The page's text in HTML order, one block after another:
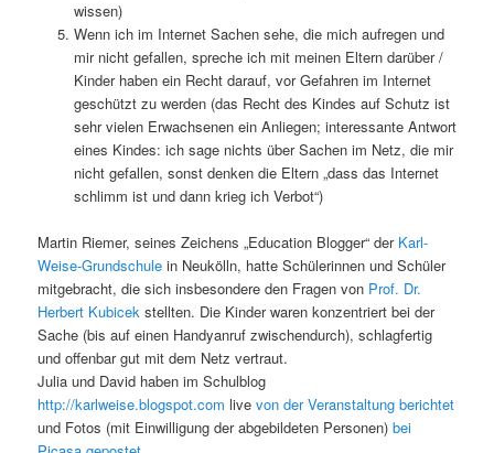
wissen)
Wenn ich im Internet Sachen sehe, die mich aufregen und
mir nicht gefallen, spreche ich mit meinen Eltern darüber /
Kinder haben ein Recht darauf, vor Gefahren im Internet
geschützt zu werden (das Recht des Kindes auf Schutz ist
sehr vielen Erwachsenen ein Anliegen; interessante Antwort
eines Kindes: ich sage nichts über Sachen im Netz, die mir
nicht gefallen, sonst denken die Eltern „dass das Internet
schlimm ist und dann krieg ich Verbot“)
Martin Riemer, seines Zeichens „Education Blogger“ der Karl-
Weise-Grundschule in Neukölln, hatte Schülerinnen und Schüler
mitgebracht, die sich insbesondere den Fragen von Prof. Dr.
Herbert Kubicek stellten. Die Kinder waren konzentriert bei der
Sache (bis auf einen Handyanruf zwischendurch), schlagfertig
und offenbar gut mit dem Netz vertraut.
Julia und David haben im Schulblog
http://karlweise.blogspot.com livevon der Veranstaltung berichtet
und Fotos (mit Einwilligung der abgebildeten Personen)bei